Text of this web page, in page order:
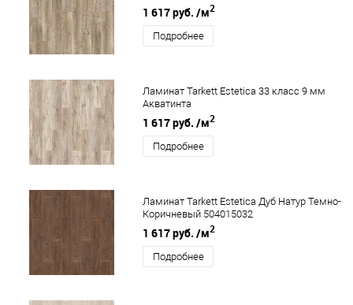
1 617 руб. /м2
Подробнее
Ламинат Tarkett Estetica 33 класс 9 мм
Акватинта
1 617 руб. /м2
Подробнее
Ламинат Tarkett Estetica Дуб Натур Темно-
Коричневый 504015032
1 617 руб. /м2
Подробнее